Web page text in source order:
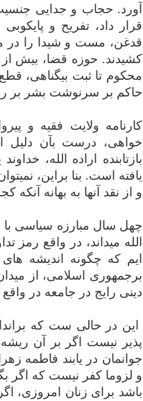
آورد. حجاب و جدایی
قرار داد، تفریح و
قدغن، مست و شیدا را در
کشیدند. حوزه قضا، بیش از
محکوم تا ثبت بیگناهی،
حاکم بر سرنوشت بشر بر
کارنامه ولایت فقیه و
خواهی، درست بآن دلیل
بازتابنده اراده الله،
یافته است. بنا براین،
و از نقد آنها به بهانه
چهل سال مبارزه سیاسی با
الله میداند، در واقع
ایم که چگونه اندیشه
برجمهوری اسلامی، از
دینی رایج در جامعه در
این در حالی ست که
پذیر نیست اگر بر آن ریشه
جوانمان در یابند فاطمه
و لزوما کفر نیست که اگر
باشد برای زنان امروزی،